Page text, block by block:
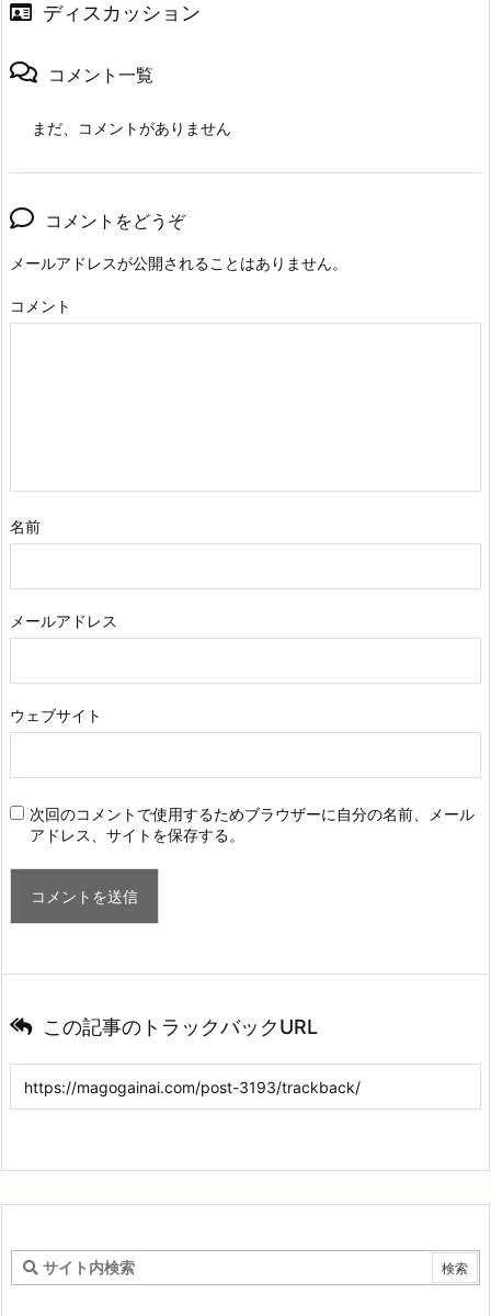
ディスカッション
コメント一覧
まだ、コメントがありません
コメントをどうぞ
メールアドレスが公開されることはありません。
コメント
名前
メールアドレス
ウェブサイト
次回のコメントで使用するためブラウザーに自分の名前、メール
アドレス、サイトを保存する。
この記事のトラックバックURL